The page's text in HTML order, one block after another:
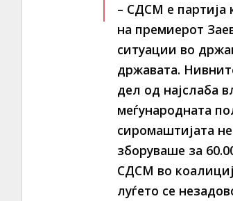
– СДСМ е партија
на премиерот
ситуации во
државата.
дел од најслаба
меѓународната
сиромаштијата
зборуваше за
СДСМ во
луѓето се